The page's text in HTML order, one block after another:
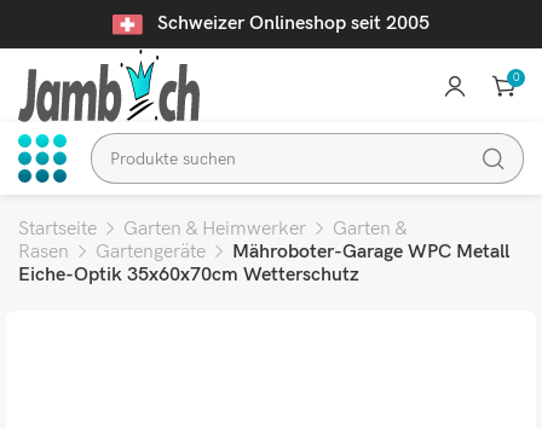
Schweizer Onlineshop seit 2005
0
Startseite Garten & Heimwerker
Garten &
Rasen
Gartengeräte
Mähroboter-Garage WPC Metall
Eiche-Optik 35x60x70cm Wetterschutz